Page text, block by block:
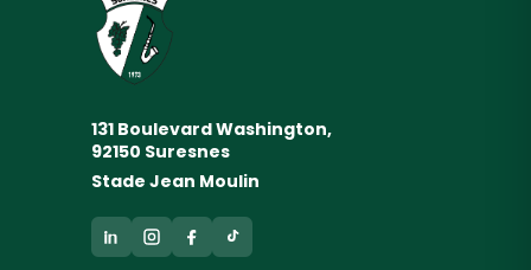
131 Boulevard Washington,
92150 Suresnes
Stade Jean Moulin